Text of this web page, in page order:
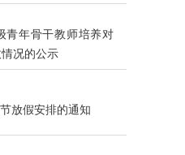
青年骨干教师培养对
况的公示
放假安排的通知